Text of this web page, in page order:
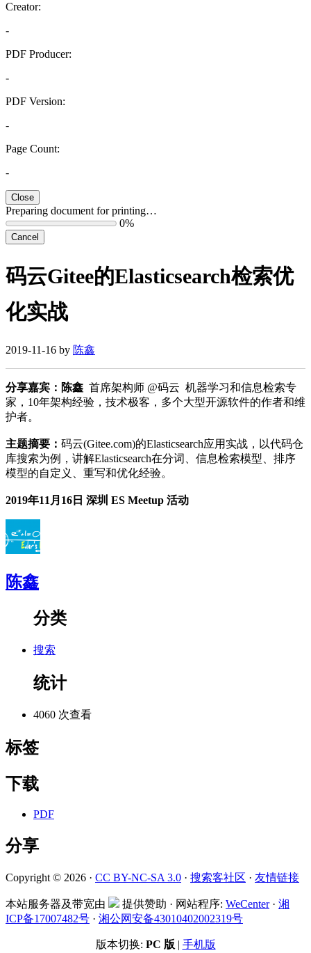
Creator:
-
PDF Producer:
-
PDF Version:
-
Page Count:
-
Close
Preparing document for printing…
0%
Cancel
码云Gitee的Elasticsearch检索优
化实战
2019-11-16 by 陈鑫
分享嘉宾：陈鑫 首席架构师 @码云 机器学习和信息检索专
家，10年架构经验，技术极客，多个大型开源软件的作者和维
护者。
主题摘要： 码云(Gitee.com)的Elasticsearch应用实战，以代码仓
库搜索为例，讲解Elasticsearch在分词、信息检索模型、排序
模型的自定义、重写和优化经验。
2019年11月16日 深圳 ES Meetup 活动
陈鑫
分类
搜索
统计
4060 次查看
标签
下载
PDF
分享
Copyright © 2026 · CC BY-NC-SA 3.0 · 搜索客社区 · 友情链接
本站服务器及带宽由 提供赞助 · 网站程序: WeCenter· 湘
ICP备17007482号 · 湘公网安备43010402002319号
版本切换: PC 版 | 手机版